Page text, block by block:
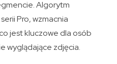
Algorytm
Pro, wzmacnia
jest kluczowe dla osób
wyglądające zdjęcia.